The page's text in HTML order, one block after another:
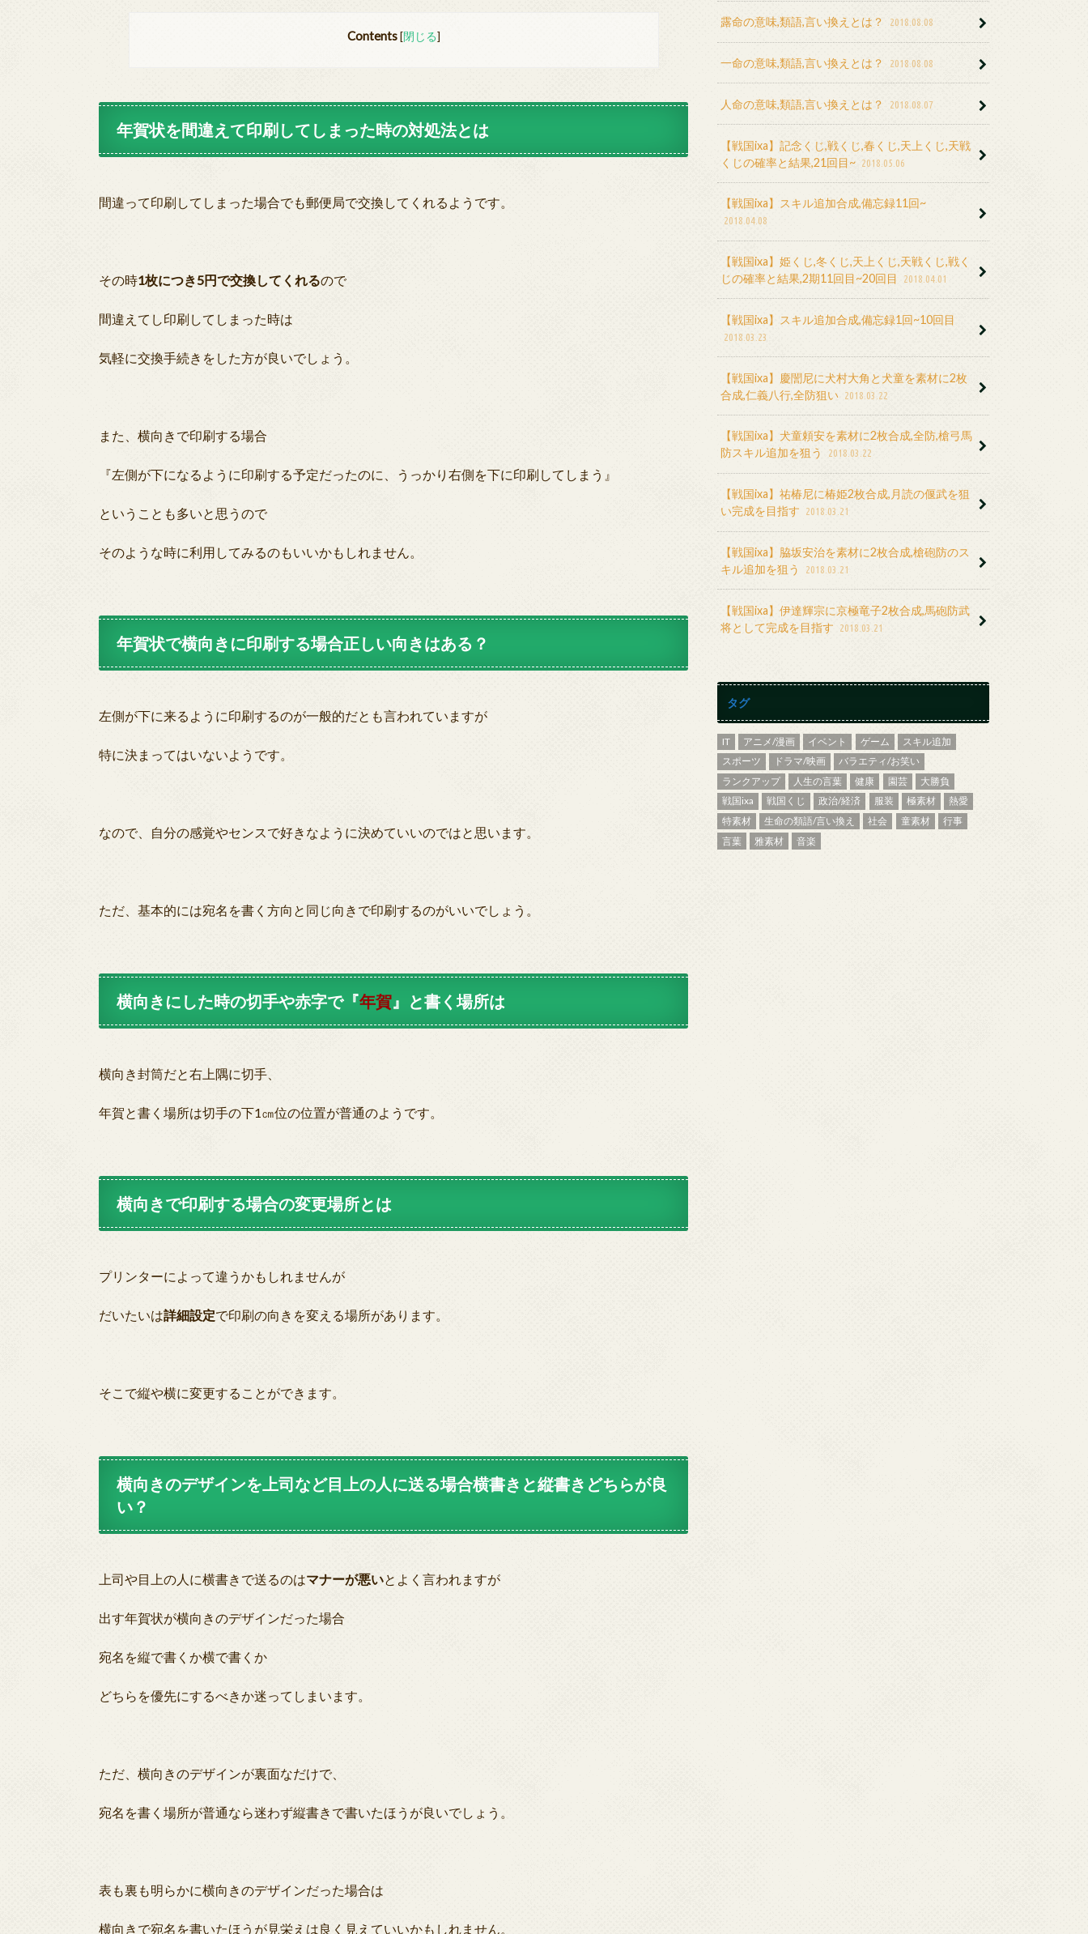
Contents [閉じる]
年賀状を間違えて印刷してしまった時の対処法とは
間違って印刷してしまった場合でも郵便局で交換してくれるようです。
その時1枚につき5円で交換してくれるので
間違えてし印刷してしまった時は
気軽に交換手続きをした方が良いでしょう。
また、横向きで印刷する場合
『左側が下になるように印刷する予定だったのに、うっかり右側を下に印刷してしまう』
ということも多いと思うので
そのような時に利用してみるのもいいかもしれません。
年賀状で横向きに印刷する場合正しい向きはある？
左側が下に来るように印刷するのが一般的だとも言われていますが
特に決まってはいないようです。
なので、自分の感覚やセンスで好きなように決めていいのではと思います。
ただ、基本的には宛名を書く方向と同じ向きで印刷するのがいいでしょう。
横向きにした時の切手や赤字で『年賀』と書く場所は
横向き封筒だと右上隅に切手、
年賀と書く場所は切手の下1㎝位の位置が普通のようです。
横向きで印刷する場合の変更場所とは
プリンターによって違うかもしれませんが
だいたいは詳細設定で印刷の向きを変える場所があります。
そこで縦や横に変更することができます。
横向きのデザインを上司など目上の人に送る場合横書きと縦書きどちらが良
い？
上司や目上の人に横書きで送るのはマナーが悪いとよく言われますが
出す年賀状が横向きのデザインだった場合
宛名を縦で書くか横で書くか
どちらを優先にするべきか迷ってしまいます。
ただ、横向きのデザインが裏面なだけで、
宛名を書く場所が普通なら迷わず縦書きで書いたほうが良いでしょう。
表も裏も明らかに横向きのデザインだった場合は
横向きで宛名を書いたほうが見栄えは良く見えていいかもしれません。
露命の意味,類語,言い換えとは？ 2018.08.08
一命の意味,類語,言い換えとは？ 2018.08.08
人命の意味,類語,言い換えとは？ 2018.08.07
【戦国ixa】記念くじ,戦くじ,春くじ,天上くじ,天戦
くじの確率と結果,21回目~ 2018.05.06
【戦国ixa】スキル追加合成,備忘録11回~
2018.04.08
【戦国ixa】姫くじ,冬くじ,天上くじ,天戦くじ,戦く
じの確率と結果,2期11回目~20回目
2018.04.01
【戦国ixa】スキル追加合成,備忘録1回~10回目
2018.03.23
【戦国ixa】慶誾尼に犬村大角と犬童を素材に2枚
合成,仁義八行,全防狙い 2018.03.22
【戦国ixa】犬童頼安を素材に2枚合成,全防,槍弓馬
防スキル追加を狙う
2018.03.22
【戦国ixa】祐椿尼に椿姫2枚合成,月読の偃武を狙
い完成を目指す
2018.03.21
【戦国ixa】脇坂安治を素材に2枚合成,槍砲防のス
キル追加を狙う
2018.03.21
【戦国ixa】伊達輝宗に京極竜子2枚合成,馬砲防武
将として完成を目指す
2018.03.21
タグ
IT アニメ/漫画 イベント ゲーム
スキル追加
スポーツ
ドラマ/映画
バラエティ/お笑い
ランクアップ
人生の言葉 健康 園芸
大勝負
戦国ixa
戦国くじ 政治/経済 服装 極素材
熱愛
特素材
生命の類語/言い換え 社会 童素材
行事
言葉
雅素材 音楽